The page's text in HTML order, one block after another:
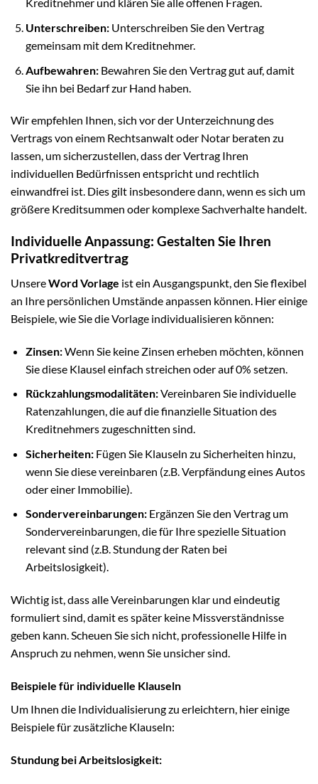
Kreditnehmer und klären Sie alle offenen Fragen.
Unterschreiben:Unterschreiben Sie den Vertrag
gemeinsam mit dem Kreditnehmer.
Aufbewahren:Bewahren Sie den Vertrag gut auf, damit
Sie ihn bei Bedarf zur Hand haben.
Wir empfehlen Ihnen, sich vor der Unterzeichnung des
Vertrags von einem Rechtsanwalt oder Notar beraten zu
lassen, um sicherzustellen, dass der Vertrag Ihren
individuellen Bedürfnissen entspricht und rechtlich
einwandfrei ist. Dies gilt insbesondere dann, wenn es sich um
größere Kreditsummen oder komplexe Sachverhalte handelt.
Individuelle Anpassung: Gestalten Sie Ihren
Privatkreditvertrag
UnsereWord Vorlage ist ein Ausgangspunkt, den Sie flexibel
an Ihre persönlichen Umstände anpassen können. Hier einige
Beispiele, wie Sie die Vorlage individualisieren können:
Zinsen:Wenn Sie keine Zinsen erheben möchten, können
Sie diese Klausel einfach streichen oder auf 0% setzen.
Rückzahlungsmodalitäten:Vereinbaren Sie individuelle
Ratenzahlungen, die auf die finanzielle Situation des
Kreditnehmers zugeschnitten sind.
Sicherheiten:Fügen Sie Klauseln zu Sicherheiten hinzu,
wenn Sie diese vereinbaren (z.B. Verpfändung eines Autos
oder einer Immobilie).
Sondervereinbarungen:Ergänzen Sie den Vertrag um
Sondervereinbarungen, die für Ihre spezielle Situation
relevant sind (z.B. Stundung der Raten bei
Arbeitslosigkeit).
Wichtig ist, dass alle Vereinbarungen klar und eindeutig
formuliert sind, damit es später keine Missverständnisse
geben kann. Scheuen Sie sich nicht, professionelle Hilfe in
Anspruch zu nehmen, wenn Sie unsicher sind.
Beispiele für individuelle Klauseln
Um Ihnen die Individualisierung zu erleichtern, hier einige
Beispiele für zusätzliche Klauseln:
Stundung bei Arbeitslosigkeit: